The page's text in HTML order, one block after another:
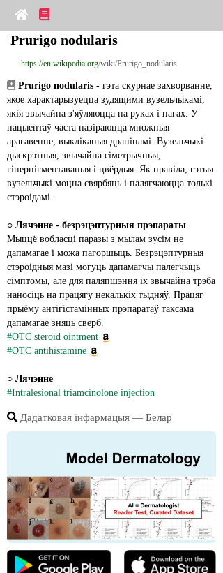
Prurigo nodularis
https://en.wikipedia.org/wiki/Prurigo_nodularis
Prurigo nodularis - гэта скурнае захворванне,
якое характарызуецца зудящими вузельчыкамі,
якія звычайна з'яўляюцца на руках і нагах. У
пацыентаў часта назіраюцца множныя
арагавенне, выкліканыя драпінамі. Вузельчыкі
дыскрэтныя, звычайна сіметрычныя,
гіперпігментаваныя і цвёрдыя. Як правіла, гэтыя
вузельчыкі моцна свярбяць і палягчаюцца толькі
стэроідамі.
○ Лячэнне - безрэцэптурныя прэпараты
Мыццё вобласці паразы з мылам зусім не
дапамагае і можа пагоршыць. Безрэцэптурныя
стэроідныя мазі могуць дапамагчы палегчыць
сімптомы, але для паляпшэння іх звычайна трэба
наносіць на працягу некалькіх тыдняў. Працяг
прыёму антігістамінных прэпаратаў таксама
дапамагае зняць сверб.
#OTC steroid ointment
#OTC antihistamine
○ Лячэнне
#Intralesional triamcinolone injection
Дадатковая інфармацыя ― Белар